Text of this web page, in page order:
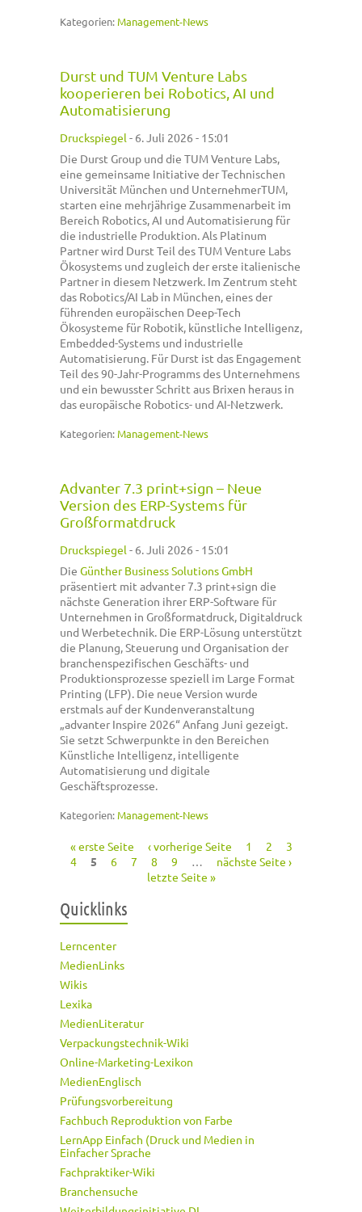
Kategorien: Management-News
Durst und TUM Venture Labs
kooperieren bei Robotics, AI und
Automatisierung
Druckspiegel - 6. Juli 2026 - 15:01
Die Durst Group und die TUM Venture Labs,
eine gemeinsame Initiative der Technischen
Universität München und UnternehmerTUM,
starten eine mehrjährige Zusammenarbeit im
Bereich Robotics, AI und Automatisierung für
die industrielle Produktion. Als Platinum
Partner wird Durst Teil des TUM Venture Labs
Ökosystems und zugleich der erste italienische
Partner in diesem Netzwerk. Im Zentrum steht
das Robotics/AI Lab in München, eines der
führenden europäischen Deep-Tech
Ökosysteme für Robotik, künstliche Intelligenz,
Embedded-Systems und industrielle
Automatisierung. Für Durst ist das Engagement
Teil des 90-Jahr-Programms des Unternehmens
und ein bewusster Schritt aus Brixen heraus in
das europäische Robotics- und AI-Netzwerk.
Kategorien: Management-News
Advanter 7.3 print+sign – Neue
Version des ERP-Systems für
Großformatdruck
Druckspiegel - 6. Juli 2026 - 15:01
Die Günther Business Solutions GmbH
präsentiert mit advanter 7.3 print+sign die
nächste Generation ihrer ERP-Software für
Unternehmen in Großformatdruck, Digitaldruck
und Werbetechnik. Die ERP-Lösung unterstützt
die Planung, Steuerung und Organisation der
branchenspezifischen Geschäfts- und
Produktionsprozesse speziell im Large Format
Printing (LFP). Die neue Version wurde
erstmals auf der Kundenveranstaltung
„advanter Inspire 2026“ Anfang Juni gezeigt.
Sie setzt Schwerpunkte in den Bereichen
Künstliche Intelligenz, intelligente
Automatisierung und digitale
Geschäftsprozesse.
Kategorien: Management-News
Seiten
« erste Seite ‹ vorherige Seite 1 2
3
4
5 6 7 8 9 …
nächste Seite ›
letzte Seite »
Quicklinks
Lerncenter
MedienLinks
Wikis
Lexika
MedienLiteratur
Verpackungstechnik-Wiki
Online-Marketing-Lexikon
MedienEnglisch
Prüfungsvorbereitung
Fachbuch Reproduktion von Farbe
LernApp Einfach (Druck und Medien in
Einfacher Sprache
Fachpraktiker-Wiki
Branchensuche